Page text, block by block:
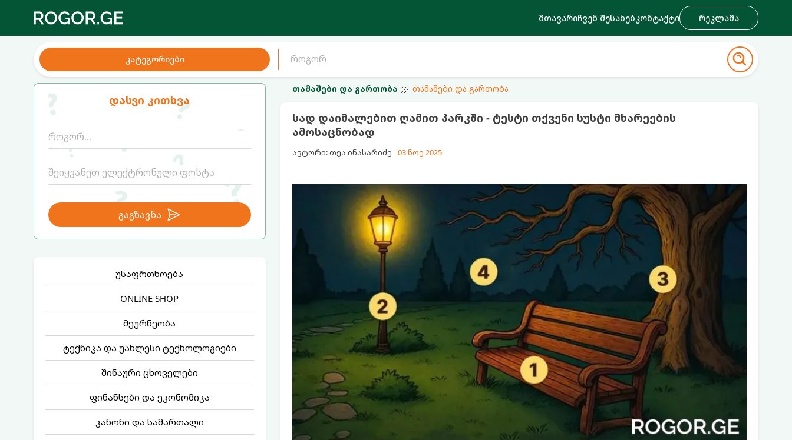
მთავარიჩვენ შესახებკონტაქტი რეკლამა
კატეგორიები
დასვი კითხვა
გაგზავნა
უსაფრთხოება
ONLINE SHOP
მეურნეობა
ტექნიკა და უახლესი ტექნოლოგიები
შინაური ცხოველები
ფინანსები და ეკონომიკა
კანონი და სამართალი
თამაშები და გართობა თამაშები და გართობა
სად დაიმალებით ღამით პარკში - ტესტი თქვენი სუსტი მხარეების
ამოსაცნობად
ავტორი: თეა ინასარიძე 03 ნოე 2025